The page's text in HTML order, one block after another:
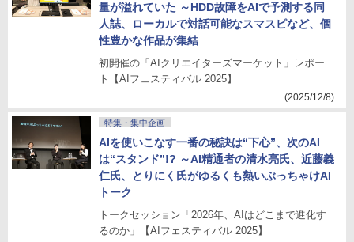
量が溢れていた ～HDD故障をAIで予測する同
人誌、ローカルで対話可能なスマスピなど、個
性豊かな作品が集結
初開催の「AIクリエイターズマーケット」レポー
ト【AIフェスティバル 2025】
(2025/12/8)
特集・集中企画
AIを使いこなす一番の秘訣は“下心”、次のAI
は“スタンド”!? ～AI精通者の清水亮氏、近藤義
仁氏、とりにく氏がゆるくも熱いぶっちゃけAI
トーク
トークセッション「2026年、AIはどこまで進化す
るのか」【AIフェスティバル 2025】